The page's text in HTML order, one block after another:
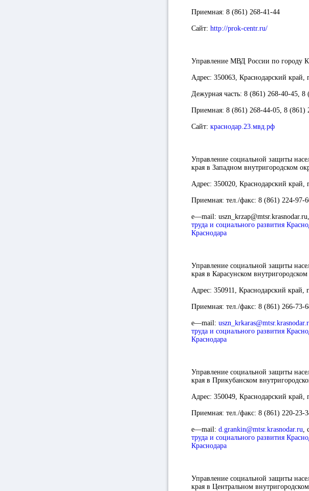
Приемная: 8 (861) 268-41-44
Сайт: http://prok-centr.ru/
Управление МВД России по городу
Адрес: 350063, Краснодарский край,
Дежурная часть: 8 (861) 268-40-45, 8
Приемная: 8 (861) 268-44-05, 8 (861)
Сайт: краснодар.23.мвд.рф
Управление социальной защиты
края в Западном внутригородском
Адрес: 350020, Краснодарский край,
Приемная: тел./факс: 8 (861) 224-97-
e—mail: uszn_krzap@mtsr.krasnodar.ru,
труда и социального развития
Краснодара
Управление социальной защиты
края в Карасунском
Адрес: 350911, Краснодарский край,
Приемная: тел./факс: 8 (861) 266-73-
e—mail:
труда и социального развития
Краснодара
Управление социальной защиты
края в Прикубанском
Адрес: 350049, Краснодарский край,
Приемная: тел./факс: 8 (861) 220-23-
e—mail: d.grankin@mtsr.krasnodar.ru,
труда и социального развития
Краснодара
Управление социальной защиты
края в Центральном